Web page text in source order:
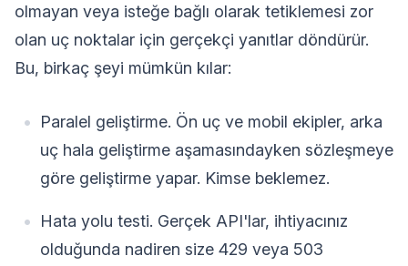
olmayan veya isteğe bağlı olarak tetiklemesi zor
olan uç noktalar için gerçekçi yanıtlar döndürür.
Bu, birkaç şeyi mümkün kılar:
Paralel geliştirme. Ön uç ve mobil ekipler, arka
uç hala geliştirme aşamasındayken sözleşmeye
göre geliştirme yapar. Kimse beklemez.
Hata yolu testi. Gerçek API'lar, ihtiyacınız
olduğunda nadiren size 429 veya 503